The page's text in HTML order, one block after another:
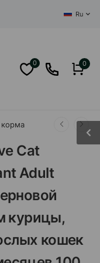
Ru
0 0
Cat
Adult
курицы,
кошек